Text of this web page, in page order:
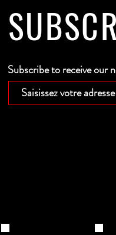
Subscribe to receive our